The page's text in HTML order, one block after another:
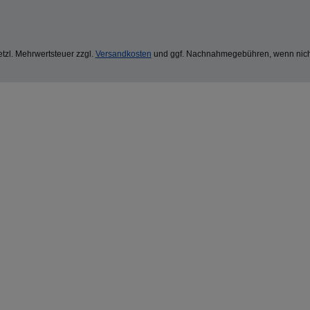
Mehrwertsteuer zzgl. Versandkosten und ggf. Nachnahmegebühren, wenn